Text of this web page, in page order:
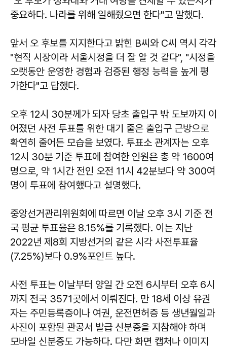
중요하다. 나라를 위해 일해줬으면 한다"고 말했다.
앞서 오 후보를 지지한다고 밝힌 B씨와 C씨 역시 각각
"현직 시장이라 서울시정을 더 잘 알 것 같다", "시정을
오랫동안 운영한 경험과 검증된 행정 능력을 높게 평
가한다"고 답했다.
오후 12시 30분께가 되자 당초 출입구 밖 도보까지 이
어졌던 사전 투표를 위한 대기 줄은 출입구 근방으로
확연히 줄어든 모습을 보였다. 투표소 관계자는 오후
12시 30분 기준 투표에 참여한 인원은 총 약 1600여
명으로, 약 1시간 전인 오전 11시 42분보다 약 300여
명이 투표에 참여했다고 설명했다.
중앙선거관리위원회에 따르면 이날 오후 3시 기준 전
국 평균 투표율은 8.15%를 기록했다. 이는 지난
2022년 제8회 지방선거의 같은 시각 사전투표율
(7.25%)보다 0.9%포인트 높다.
사전 투표는 이날부터 양일 간 오전 6시부터 오후 6시
까지 전국 3571곳에서 이뤄진다. 만 18세 이상 유권
자는 주민등록증이나 여권, 운전면허증 등 생년월일과
사진이 포함된 관공서 발급 신분증을 지참해야 하며
모바일 신분증도 가능하다. 다만 화면 캡처나 이미지